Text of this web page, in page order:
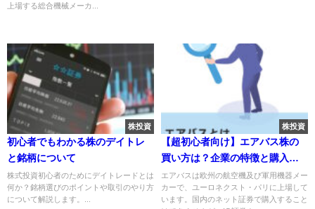
上場する総合機械メーカ...
株投資
初心者でもわかる株のデイトレ
と銘柄について
株式投資初心者のためにデイトレードとは
何か？銘柄選びのポイントや取引のやり方
について解説します。...
株投資
【超初心者向け】エアバス株の
買い方は？企業の特徴と購入方
法について解説
エアバスは欧州の航空機及び軍用機器メー
カーで、ユーロネクスト・パリに上場して
います。国内のネット証券で購入すること